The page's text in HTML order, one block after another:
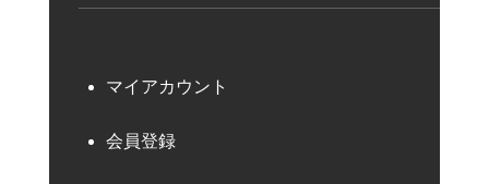
マイアカウント
会員登録